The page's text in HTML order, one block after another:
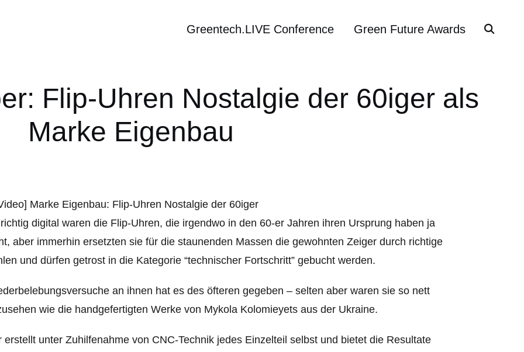
Greentech.LIVE Conference Green Future Awards
Flip-Uhren Nostalgie der 60iger als
Marke Eigenbau
digital waren die Flip-Uhren, die irgendwo in den 60-er Jahren ihren Ursprung haben ja
aber immerhin ersetzten sie für die staunenden Massen die gewohnten Zeiger durch richtige
und dürfen getrost in die Kategorie “technischer Fortschritt” gebucht werden.
an ihnen hat es des öfteren gegeben – selten aber waren sie so nett
wie die handgefertigten Werke von Mykola Kolomieyets aus der Ukraine.
erstellt unter Zuhilfenahme von CNC-Technik jedes Einzelteil selbst und bietet die Resultate